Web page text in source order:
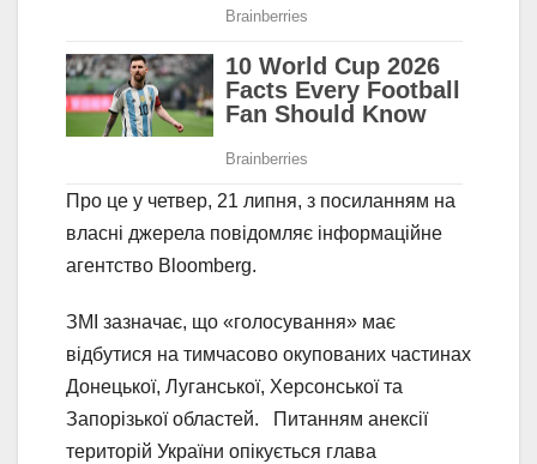
Про це у четвер, 21 липня, з посиланням на
власні джерела повідомляє інформаційне
агентство Bloomberg.
ЗМІ зазначає, що «голосування» має
відбутися на тимчасово окупованих частинах
Донецької, Луганської, Херсонської та
Запорізької областей. Питанням анексії
територій України опікується глава